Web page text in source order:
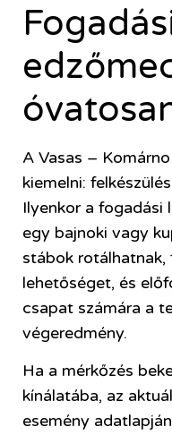
A Vasas –
kiemelni:
Ilyenkor a fogadási
egy bajnoki vagy
stábok
lehetőséget, és
csapat számára a
végeredmény.
Ha a mérkőzés
kínálatába, az
esemény